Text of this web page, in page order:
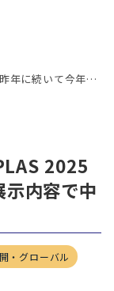
昨年に続いて今年もCHINAPLAS 2025に出展。パワーアップした展示内容で中国・深圳へ。（後編）
2025
内容で中
・グローバル